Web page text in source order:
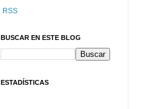
RSS
BUSCAR EN ESTE BLOG
ESTADÍSTICAS